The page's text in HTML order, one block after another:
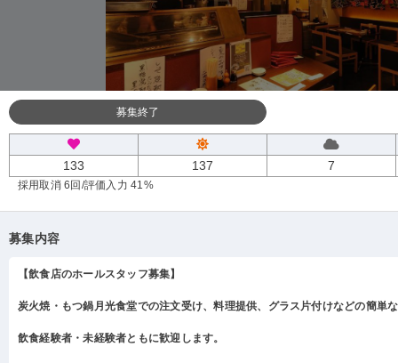
募集終了
133 137 7
採用取消 6回 /評価入力 41%
募集内容
【飲食店のホールスタッフ募集】
炭火焼・もつ鍋月光食堂での注文受け、料理提供、グラス片付けなどの簡単
飲食経験者・未経験者ともに歓迎します。